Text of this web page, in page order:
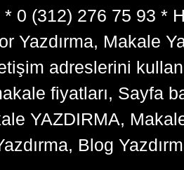
0 (312) 276 75 93 *
Yazdırma, Makale
adreslerini
fiyatları, Sayfa
YAZDIRMA,
Blog